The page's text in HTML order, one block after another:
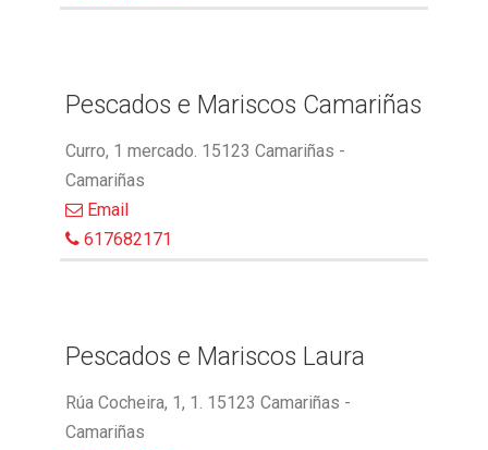
Pescados e Mariscos Camariñas
Curro, 1 mercado. 15123 Camariñas -
Camariñas
Email
617682171
Pescados e Mariscos Laura
Rúa Cocheira, 1, 1. 15123 Camariñas -
Camariñas